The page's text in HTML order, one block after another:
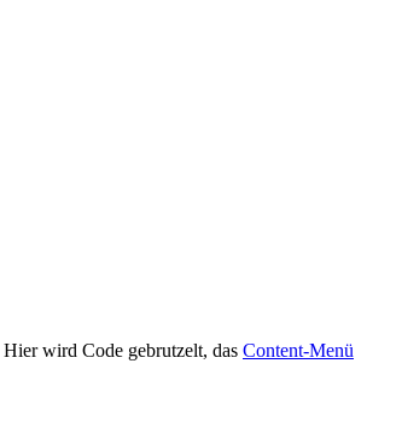
Hier wird Code gebrutzelt, das Content-Menü